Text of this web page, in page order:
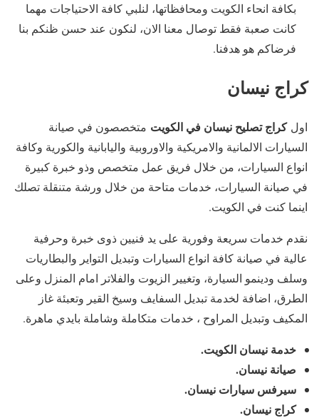
بكافة انحاء الكويت ومحافظاتها، لنلبي كافة الاحتياجات مهما
كانت صعبة فقط توصال معنا الان، لنكون عند حسن ظنكم بنا
فرضاكم هو هدفنا.
كراج نيسان
اولكراج تصليح نيسان في الكويت متخصصون في صيانة
السيارات الالمانية والامريكية والاوروبية واليابانية والكورية وكافة
انواع السيارات، من خلال فريق عمل متخصص وذو خبرة كبيرة
في صيانة السيارات، خدمات متاحة من خلال ورشة متنقلة تصلك
اينما كنت في الكويت.
نقدم خدمات سريعة وفورية على يد فنيين ذوى خبرة وحرفية
عالية في صيانة كافة انواع السيارات وتبديل التواير والبطاريات
وسلف ودينمو السيارة، وتغيير الزيوت والفلاتر امام المنزل وعلى
الطرق، اضافة لخدمة تبديل السفايف وسيخ القير وتعبئة غاز
المكيف وتبديل المراوح ، خدمات متكاملة وشاملة بايدي ماهرة.
خدمة نيسان الكويت.
صيانة نيسان.
سيرفس سيارات نيسان.
كراج نيسان.